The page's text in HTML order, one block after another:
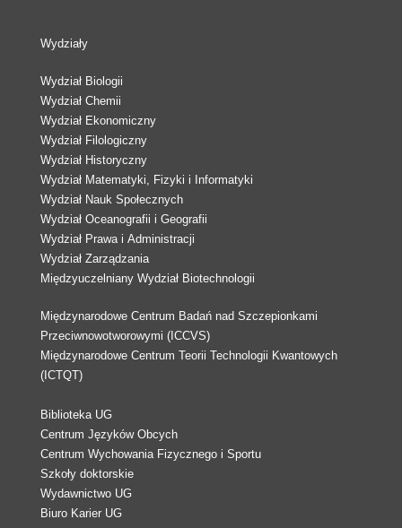
Wydziały
Wydział Biologii
Wydział Chemii
Wydział Ekonomiczny
Wydział Filologiczny
Wydział Historyczny
Wydział Matematyki, Fizyki i Informatyki
Wydział Nauk Społecznych
Wydział Oceanografii i Geografii
Wydział Prawa i Administracji
Wydział Zarządzania
Międzyuczelniany Wydział Biotechnologii
Międzynarodowe Centrum Badań nad Szczepionkami
Przeciwnowotworowymi (ICCVS)
Międzynarodowe Centrum Teorii Technologii Kwantowych
(ICTQT)
Biblioteka UG
Centrum Języków Obcych
Centrum Wychowania Fizycznego i Sportu
Szkoły doktorskie
Wydawnictwo UG
Biuro Karier UG